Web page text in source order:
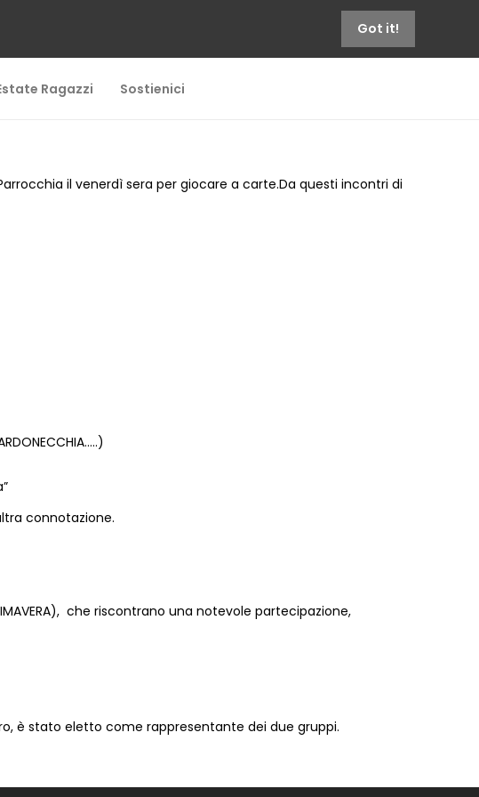
Got it!
Ragazzi Sostienici
il venerdì sera per giocare a carte.Da questi incontri di
connotazione.
che riscontrano una notevole partecipazione,
è stato eletto come rappresentante dei due gruppi.